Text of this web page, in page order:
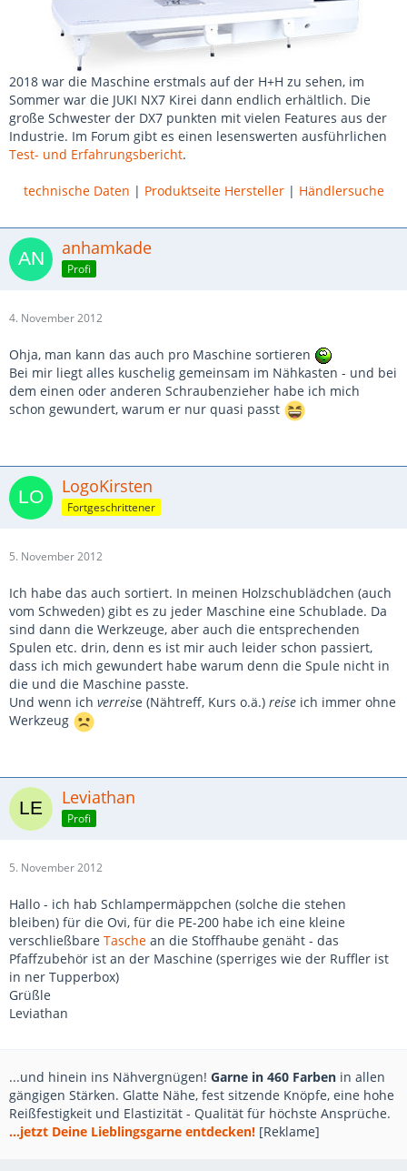
2018 war die Maschine erstmals auf der H+H zu sehen, im
Sommer war die JUKI NX7 Kirei dann endlich erhältlich. Die
große Schwester der DX7 punkten mit vielen Features aus der
Industrie. Im Forum gibt es einen lesenswerten ausführlichen
Test- und Erfahrungsbericht.
technische Daten | Produktseite Hersteller| Händlersuche
anhamkade
Profi
4. November 2012
Ohja, man kann das auch pro Maschine sortieren
Bei mir liegt alles kuschelig gemeinsam im Nähkasten - und bei
dem einen oder anderen Schraubenzieher habe ich mich
schon gewundert, warum er nur quasi passt
LogoKirsten
Fortgeschrittener
5. November 2012
Ich habe das auch sortiert. In meinen Holzschublädchen (auch
vom Schweden) gibt es zu jeder Maschine eine Schublade. Da
sind dann die Werkzeuge, aber auch die entsprechenden
Spulen etc. drin, denn es ist mir auch leider schon passiert,
dass ich mich gewundert habe warum denn die Spule nicht in
die und die Maschine passte.
Und wenn ich verreise (Nähtreff, Kurs o.ä.) reise ich immer ohne
Werkzeug
Leviathan
Profi
5. November 2012
Hallo - ich hab Schlampermäppchen (solche die stehen
bleiben) für die Ovi, für die PE-200 habe ich eine kleine
verschließbare Tasche an die Stoffhaube genäht - das
Pfaffzubehör ist an der Maschine (sperriges wie der Ruffler ist
in ner Tupperbox)
Grüßle
Leviathan
...und hinein ins Nähvergnügen! Garne in 460 Farben in allen
gängigen Stärken. Glatte Nähe, fest sitzende Knöpfe, eine hohe
Reißfestigkeit und Elastizität - Qualität für höchste Ansprüche.
...jetzt Deine Lieblingsgarne entdecken! [Reklame]